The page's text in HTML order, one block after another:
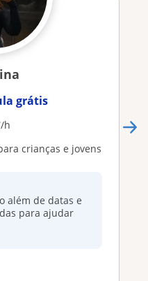
grátis
h
crianças e jovens
além de datas e
para ajudar